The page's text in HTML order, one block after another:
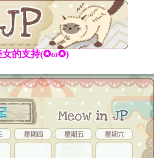
女的支持(✪ω✪)